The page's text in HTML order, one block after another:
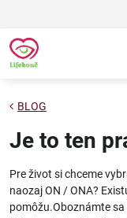
BLOG
Je to ten
Pre život si chceme
naozaj ON / ONA?
pomôžu.Oboznámte